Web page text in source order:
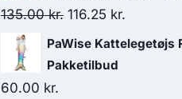
135.00kr. Den
oprindelige
pris
116.25 kr.
aktuelle
PaWise Kattelegetøjs
Pakketilbud
60.00 kr.